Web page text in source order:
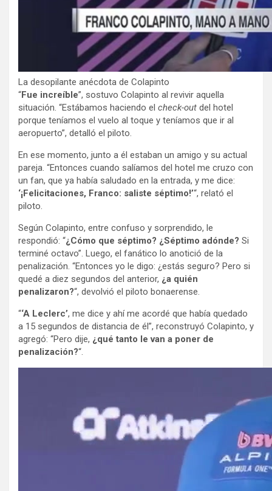
La desopilante anécdota de Colapinto
“Fue increíble”, sostuvo Colapinto al revivir aquella
situación. “Estábamos haciendo el check-out del hotel
porque teníamos el vuelo al toque y teníamos que ir al
aeropuerto”, detalló el piloto.
En ese momento, junto a él estaban un amigo y su actual
pareja. “Entonces cuando salíamos del hotel me cruzo con
un fan, que ya había saludado en la entrada, y me dice:
‘¡Felicitaciones, Franco: saliste séptimo!’“, relató el
piloto.
Según Colapinto, entre confuso y sorprendido, le
respondió: “¿Cómo que séptimo? ¿Séptimo adónde? Si
terminé octavo”. Luego, el fanático lo anotició de la
penalización. “Entonces yo le digo: ¿estás seguro? Pero si
quedé a diez segundos del anterior, ¿a quién
penalizaron?“, devolvió el piloto bonaerense.
“‘A Leclerc’, me dice y ahí me acordé que había quedado
a 15 segundos de distancia de él”, reconstruyó Colapinto, y
agregó: “Pero dije, ¿qué tanto le van a poner de
penalización?“.